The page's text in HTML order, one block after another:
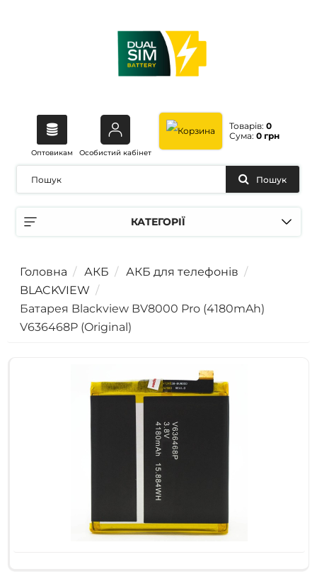
Оптовикам Особистий кабінет
Товарів: 0
Сума: 0 грн
КАТЕГОРІЇ
Пошук
Головна АКБ
АКБ для телефонів
BLACKVIEW
Батарея Blackview BV8000 Pro (4180mAh)
V636468P (Original)